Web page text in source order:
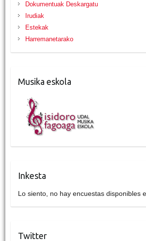
Dokumentuak Deskargatu
Irudiak
Estekak
Harremanetarako
Musika eskola
Inkesta
Lo siento, no hay encuestas disponibles
Twitter